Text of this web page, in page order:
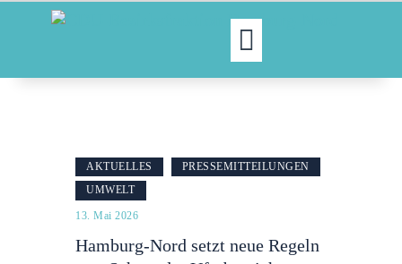
AKTUELLES
NORDAKTUELL
THEMEN
AUSSCHÜSSE
AKTUELLES
PRESSEMITTEILUNGEN
UMWELT
13. Mai 2026
Hamburg-Nord setzt neue Regeln